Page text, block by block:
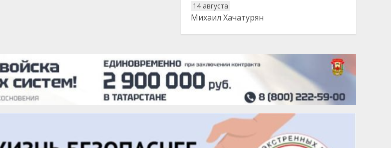
14 августа
Михаил Хачатурян
20 августа
22 августа
Евгений Ефимов
25 августа
Сэсэгма Бубеева
28 августа
Чингиз Мустафаев
29 августа